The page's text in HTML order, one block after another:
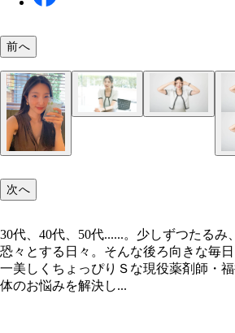
前へ
次へ
30代、40代、50代......。少しずつたるみ
恐々とする日々。そんな後ろ向きな毎
一美しくちょっぴりＳな現役薬剤師・
体のお悩みを解決し...